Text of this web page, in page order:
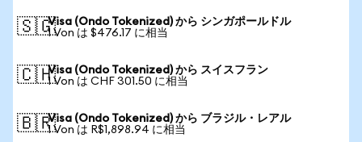
🇸🇬Visa (Ondo Tokenized) から シンガポールドル
1 Von は $476.17 に相当
🇨🇭Visa (Ondo Tokenized) から スイスフラン
1 Von は CHF 301.50 に相当
🇧🇷Visa (Ondo Tokenized) から ブラジル・レアル
1 Von は R$1,898.94 に相当